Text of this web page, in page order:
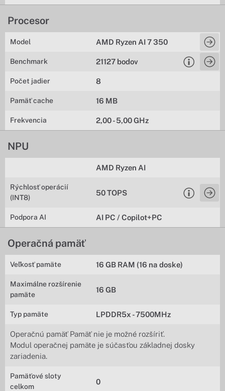
Procesor
Model AMD Ryzen AI 7 350
Benchmark 21127 bodov
Počet jadier 8
Pamäť cache 16 MB
Frekvencia 2,00 - 5,00 GHz
NPU
AMD Ryzen AI
Rýchlosť operácií
(INT8)
50 TOPS
Podpora AI AI PC / Copilot+PC
Operačná pamäť
Veľkosť pamäte 16 GB RAM (16 na doske)
Maximálne rozšírenie
pamäte
16 GB
Typ pamäte LPDDR5x - 7500MHz
Operačnú pamäť Pamäť nie je možné rozšíriť.
Modul operačnej pamäte je súčasťou základnej dosky
zariadenia.
Pamäťové sloty
celkom
0